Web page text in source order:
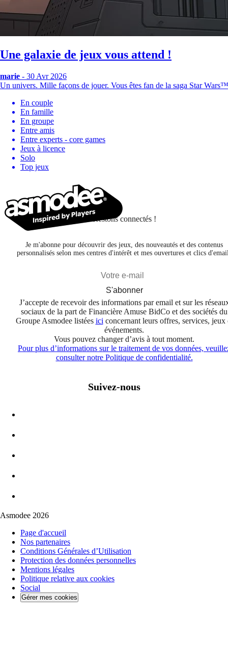
Une galaxie de jeux vous attend !
marie - 30 Avr 2026
Un univers. Mille façons de jouer. Vous êtes fan de la saga Star
En couple
En famille
En groupe
Entre amis
Entre experts - core games
Jeux à licence
Solo
Top jeux
Restons connectés !
Je m'abonne pour découvrir des jeux, des nouveautés et des contenus
personnalisés selon mes centres d'intérêt et mes ouvertures et clics
S'abonner
J’accepte de recevoir des informations par email et sur les
sociaux de la part de Financière Amuse BidCo et des sociétés du
Groupe Asmodee listées ici concernant leurs offres, services, jeux
événements.
Vous pouvez changer d’avis à tout moment.
Pour plus d’informations sur le traitement de vos données,
consulter notre Politique de confidentialité.
Suivez-nous
Asmodee 2026
Page d'accueil
Nos partenaires
Conditions Générales d’Utilisation
Protection des données personnelles
Mentions légales
Politique relative aux cookies
Social
Gérer mes cookies